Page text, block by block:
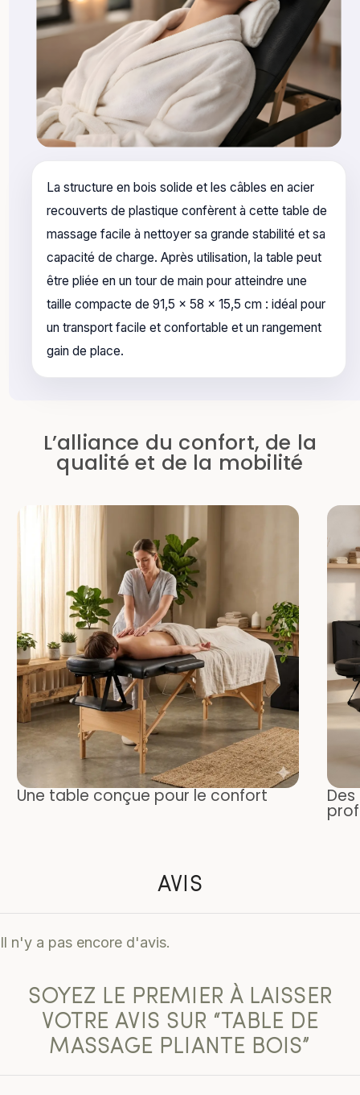
La structure en bois solide et les câbles en acier
recouverts de plastique confèrent à cette table de
massage facile à nettoyer sa grande stabilité et sa
capacité de charge. Après utilisation, la table peut
être pliée en un tour de main pour atteindre une
taille compacte de 91,5 x 58 x 15,5 cm : idéal pour
un transport facile et confortable et un rangement
gain de place.
L’alliance du confort, de la
qualité et de la mobilité
Une table conçue pour le confort
AVIS
Il n'y a pas encore d'avis.
SOYEZ LE PREMIER À LAISSER
VOTRE AVIS SUR “TABLE DE
MASSAGE PLIANTE BOIS”